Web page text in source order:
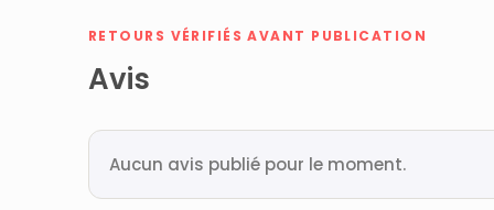
RETOURS VÉRIFIÉS AVANT PUBLICATION
Avis
Aucun avis publié pour le moment.